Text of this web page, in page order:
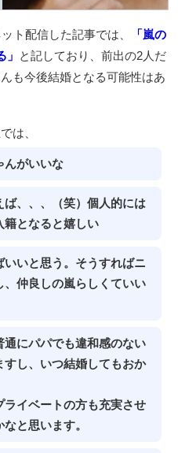
ト配信した記事では、
「嵐の
と記しており、前出の2人だ
も今後結婚となる可能性はあ
は、
んがいいな
、、、（笑）個人的には
籍となると嬉しい
いと思う。そうすればニ
、仲良しの嵐らしくていい
にパパでも違和感のない
し、いつ結婚してもおか
イベートの方も充実させ
と思います。